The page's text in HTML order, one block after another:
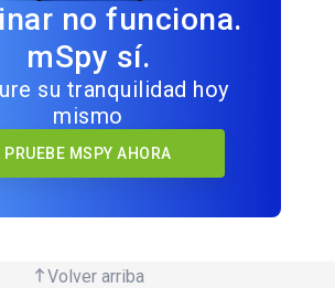
no funciona.
mSpy sí.
su tranquilidad hoy
mismo
PRUEBE MSPY AHORA
Volver arriba